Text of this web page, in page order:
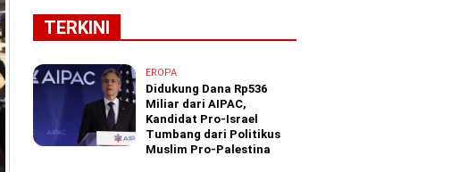
TERKINI
EROPA
Didukung Dana Rp536
Miliar dari AIPAC,
Kandidat Pro-Israel
Tumbang dari Politikus
Muslim Pro-Palestina